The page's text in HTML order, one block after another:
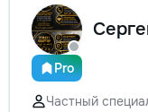
Pro
Частный